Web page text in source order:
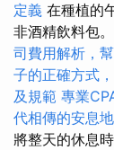
定義 在種植的
非酒精飲料包
司費用解析，
子的正確方式
及規範 專業
代相傳的安息地
將整天的休息